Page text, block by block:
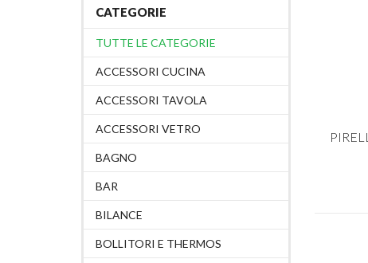
CATEGORIE
TUTTE LE CATEGORIE
ACCESSORI CUCINA
ACCESSORI TAVOLA
ACCESSORI VETRO
BAGNO
BAR
BILANCE
BOLLITORI E THERMOS